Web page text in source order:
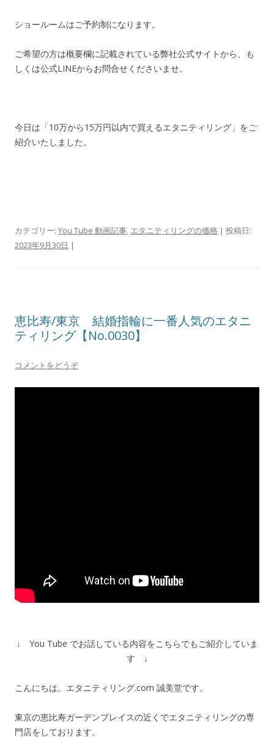
ショールームはご予約制になります。
ご希望の方は概要欄に記載されている弊社公式サイトから、も
しくは公式LINEからお問合せくださいませ。
今日は「10万から15万円以内で買えるエタニティリング」をご
紹介いたしました。
カテゴリー: You Tube 動画記事, エタニティリングの価格 | 投稿日:
2023年9月30日 |
恵比寿/東京 結婚指輪に一番人気のエタニ
ティリング【No.0030】
コメントをどうぞ
↓ You Tube でお話している内容をこちらでもご紹介していま
す ↓
こんにちは。エタニティリング.com 誠美堂です。
東京の恵比寿ガーデンプレイスの近くでエタニティリングの専
門店をしております。